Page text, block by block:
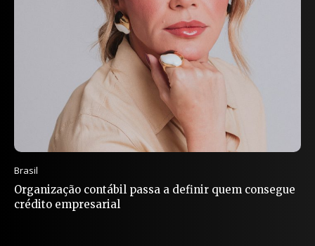
Brasil
Organização contábil passa a definir quem consegue
crédito empresarial